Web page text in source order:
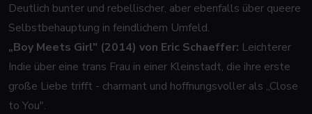
Deutlich bunter und rebellischer, aber ebenfalls über queere
Selbstbehauptung in feindlichem Umfeld.
„Boy Meets Girl" (2014) von Eric Schaeffer: Leichterer
Indie über eine trans Frau in einer Kleinstadt, die ihre erste
große Liebe trifft - charmant und hoffnungsvoller als „Close
to You".